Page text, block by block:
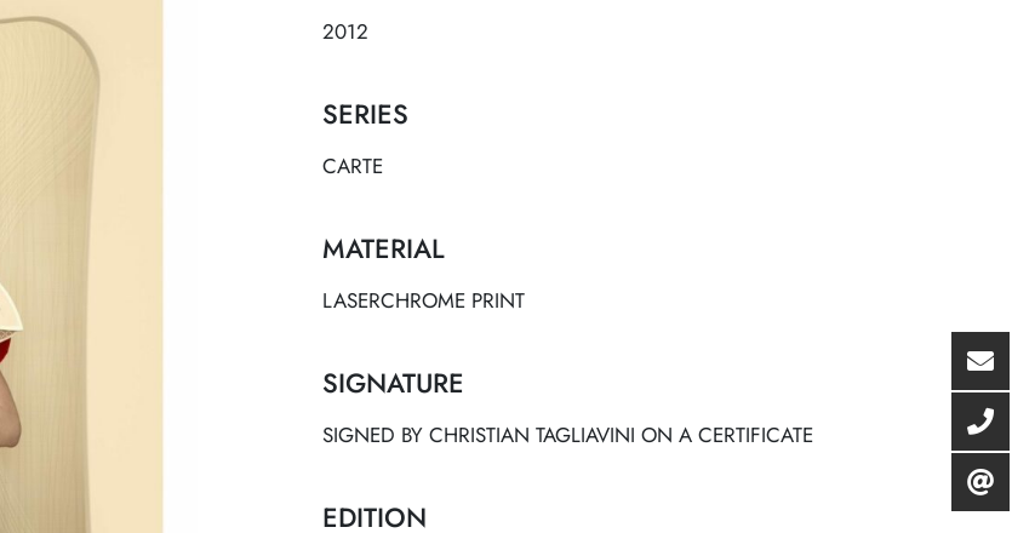
2012
SERIES
CARTE
MATERIAL
LASERCHROME PRINT
SIGNATURE
SIGNED BY CHRISTIAN TAGLIAVINI ON A CERTIFICATE
EDITION